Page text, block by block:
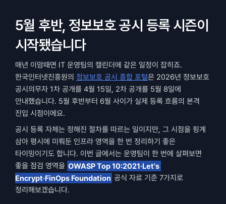
5월 후반, 정보보호 공시 등록 시즌이
시작됐습니다
매년 이맘때면 IT 운영팀의 캘린더에 같은 일정이 잡히죠.
한국인터넷진흥원의 정보보호 공시 종합 포털은 2026년 정보보호
공시의무자 1차 공개를 4월 15일, 2차 공개를 5월 8일에
안내했습니다. 5월 후반부터 6월 사이가 실제 등록 흐름의 본격
진입 시점이에요.
공시 등록 자체는 정해진 절차를 따르는 일이지만, 그 시점을 핑계
삼아 평시에 미뤄둔 인프라 영역을 한 번 정리하기 좋은
타이밍이기도 합니다. 이번 글에서는 운영팀이 한 번에 살펴보면
좋을 점검 영역을 OWASP Top 10:2021·Let's
Encrypt·FinOps Foundation 공식 자료 기준 7가지로
정리해보겠습니다.